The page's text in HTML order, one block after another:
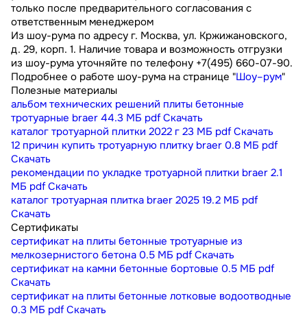
только после предварительного согласования с
ответственным менеджером
Из шоу-рума по адресу г. Москва, ул. Кржижановского,
д. 29, корп. 1. Наличие товара и возможность отгрузки
из шоу-рума уточняйте по телефону +7(495) 660-07-90.
Подробнее о работе шоу-рума на странице "Шоу–рум"
Полезные материалы
альбом технических решений плиты бетонные
тротуарные braer 44.3 МБ pdf Скачать
каталог тротуарной плитки 2022 г 23 МБ pdf Скачать
12 причин купить тротуарную плитку braer 0.8 МБ pdf
Скачать
рекомендации по укладке тротуарной плитки braer 2.1
МБ pdf Скачать
каталог тротуарная плитка braer 2025 19.2 МБ pdf
Скачать
Сертификаты
сертификат на плиты бетонные тротуарные из
мелкозернистого бетона 0.5 МБ pdf Скачать
сертификат на камни бетонные бортовые 0.5 МБ pdf
Скачать
сертификат на плиты бетонные лотковые водоотводные
0.3 МБ pdf Скачать